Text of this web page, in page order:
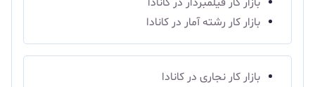
بازار کار رشته آمار در کانادا
بازار کار نجاری در کانادا